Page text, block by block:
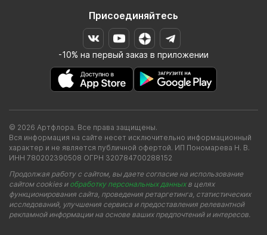
Присоединяйтесь
-10% на первый заказ в приложении
© 2026 Артфлора. Все права защищены.
Вся информация на сайте несет исключительно информационный
характер и не является публичной офертой. ИП Пономарева Н. В.
ИНН 780202390508 ОГРН 320784700288152
Продолжая работу с сайтом, вы даете согласие на использование
сайтом cookies и обработку персональных данныхв целях
функционирования сайта, проведения ретаргетинга, статистических
исследований, улучшения сервиса и предоставления релевантной
рекламной информации на основе ваших предпочтений и интересов.